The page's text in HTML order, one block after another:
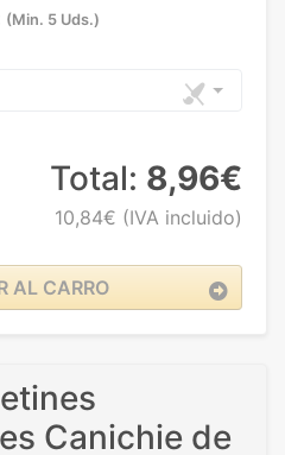
(Min. 5 Uds.)
Total: 8,96€
10,84€ (IVA incluido)
AL CARRO
Canichie de